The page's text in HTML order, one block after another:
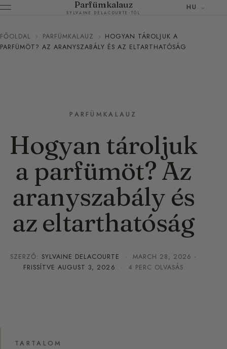
Parfümkalauz
SYLVAINE DELACOURTE-TÓL
HU
FŐOLDAL › PARFÜMKALAUZ › HOGYAN TÁROLJUK A
PARFÜMÖT? AZ ARANYSZABÁLY ÉS AZ ELTARTHATÓSÁG
PARFÜMKALAUZ
Hogyan tároljuk
a parfümöt? Az
aranyszabály és
az eltarthatóság
SZERZŐ: SYLVAINE DELACOURTE · MARCH 28, 2026 ·
FRISSÍTVEAUGUST 3, 2026 · 4 PERC OLVASÁS
TARTALOM